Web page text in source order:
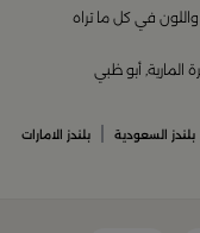
في كل ما تراه
أبو ظبي
بلندز السعودية بلندز الامارات